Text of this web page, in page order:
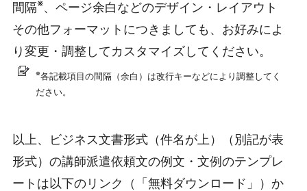
間隔※、ページ余白などのデザイン・レイアウト
その他フォーマットにつきましても、お好みによ
り変更・調整してカスタマイズしてください。
※各記載項目の間隔（余白）は改行キーなどにより調整してく
ださい。
以上、ビジネス文書形式（件名が上）（別記が表
形式）の講師派遣依頼文の例文・文例のテンプレ
ートは以下のリンク（「無料ダウンロード」）か